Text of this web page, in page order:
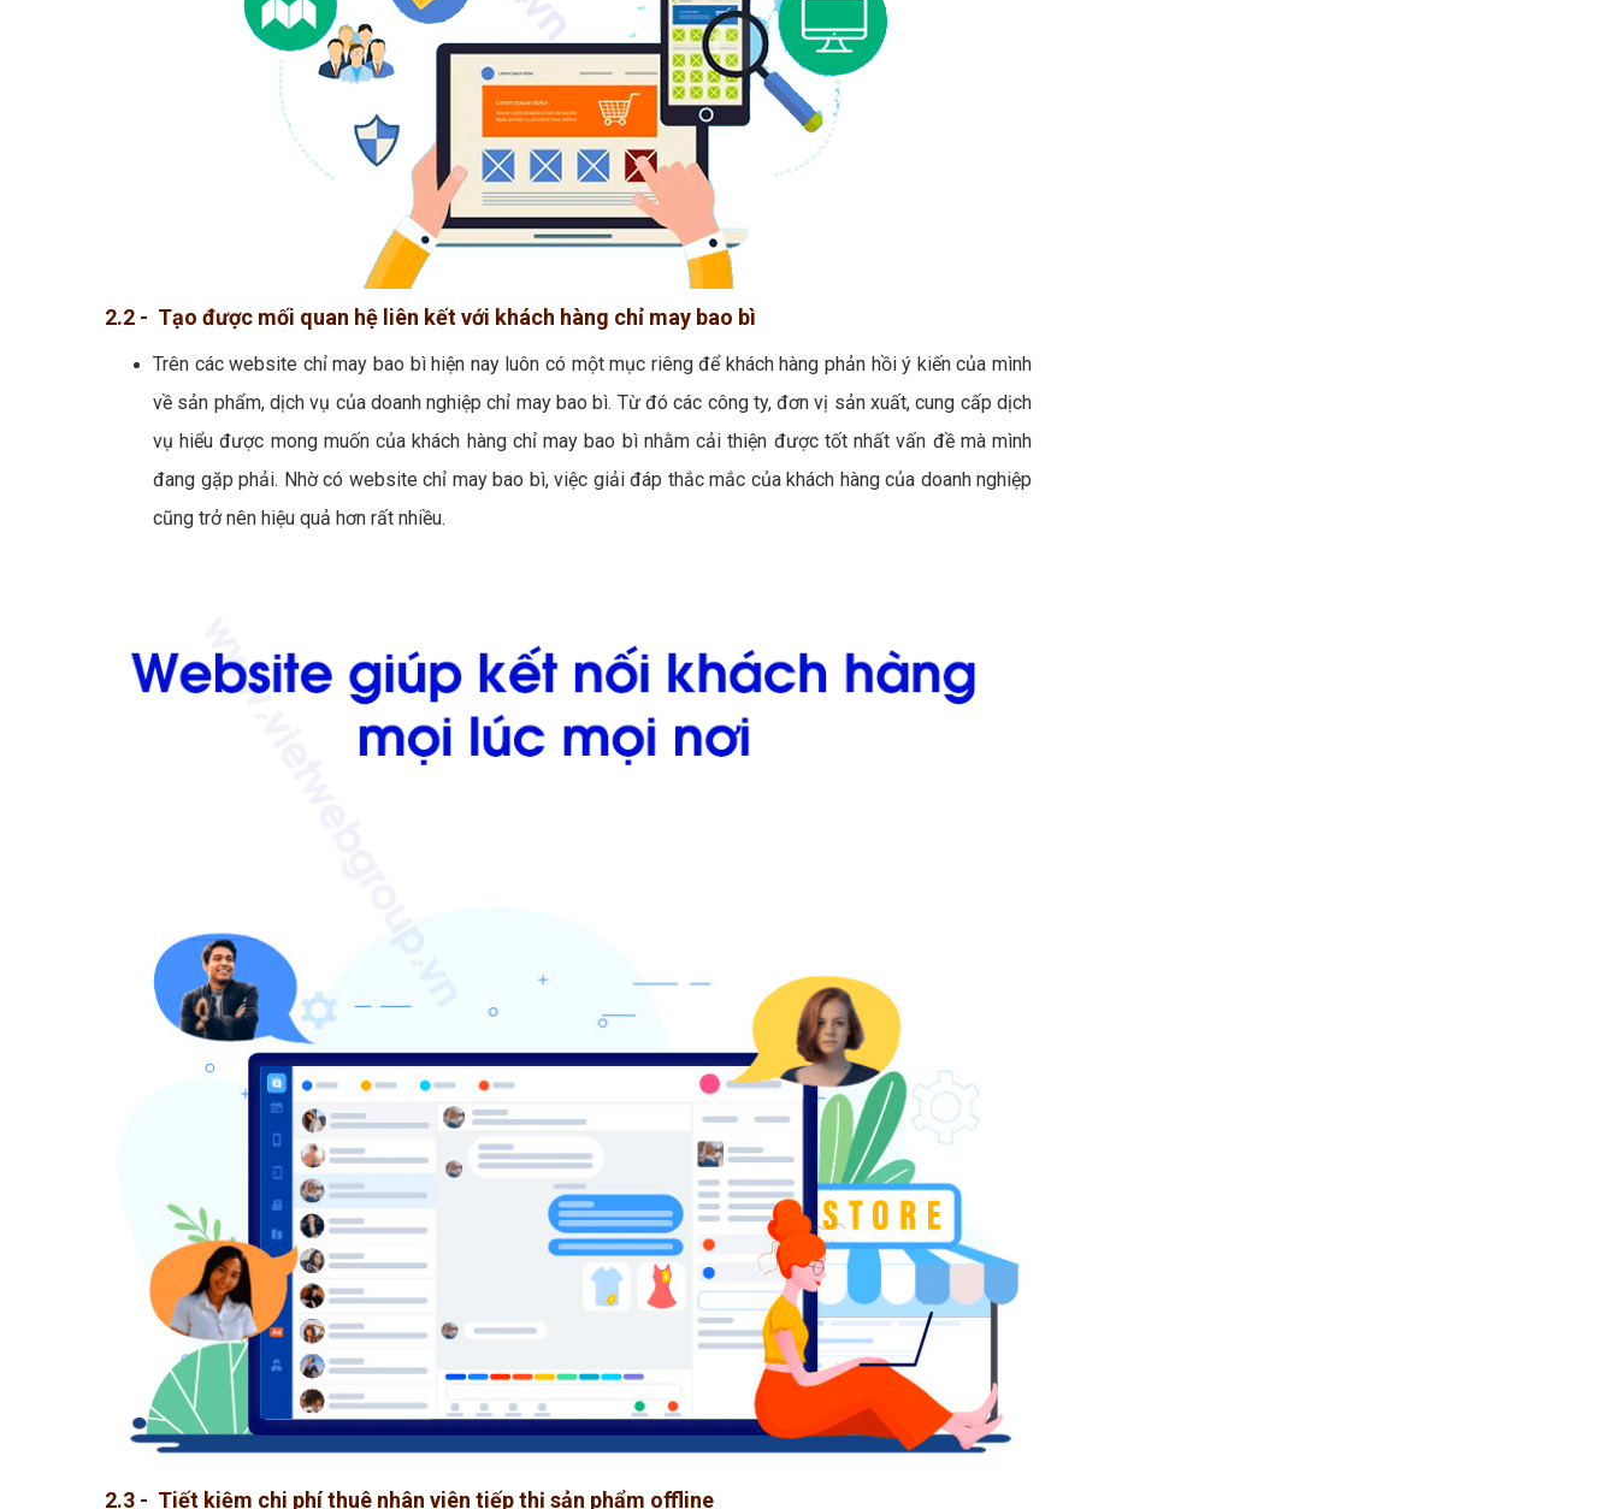
2.2 - Tạo được mối quan hệ liên kết với khách hàng chỉ may bao bì
Trên các website chỉ may bao bì hiện nay luôn có một mục riêng để khách hàng phản hồi ý kiến của mình
về sản phẩm, dịch vụ của doanh nghiệp chỉ may bao bì. Từ đó các công ty, đơn vị sản xuất, cung cấp dịch
vụ hiểu được mong muốn của khách hàng chỉ may bao bì nhằm cải thiện được tốt nhất vấn đề mà mình
đang gặp phải. Nhờ có website chỉ may bao bì, việc giải đáp thắc mắc của khách hàng của doanh nghiệp
cũng trở nên hiệu quả hơn rất nhiều.
2.3 - Tiết kiệm chi phí thuê nhân viên tiếp thị sản phẩm offline